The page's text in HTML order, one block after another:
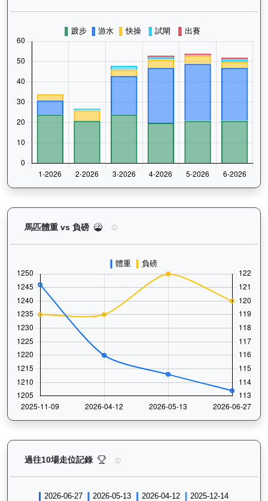
馬匹體重 vs 負磅 正義波（K473）— 馬匹體重與負磅走
過往10場走位記錄 正義波（K473）— 過往走位記錄圖